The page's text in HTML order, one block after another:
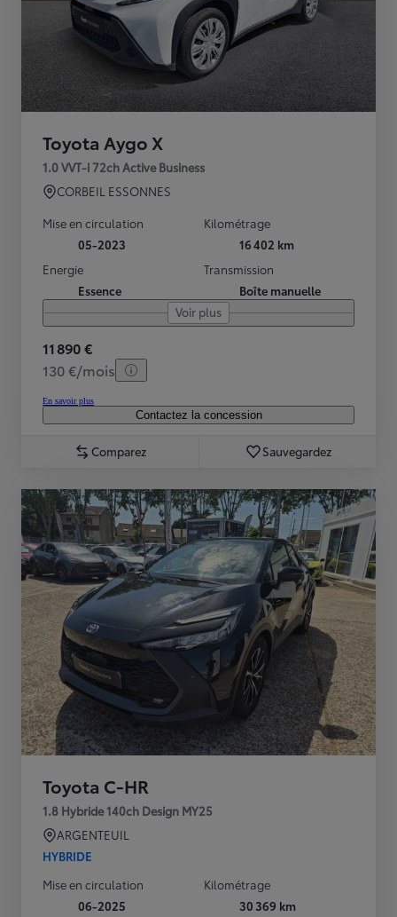
Toyota Aygo X
1.0 VVT-i 72ch Active Business
CORBEIL ESSONNES
Mise en circulation
05-2023
Kilométrage
16 402 km
Energie
Essence
Transmission
Boîte manuelle
Voir plus
11 890 €
130 €/mois
En savoir plus
Contactez la concession
Comparez Sauvegardez
Toyota C-HR
1.8 Hybride 140ch Design MY25
ARGENTEUIL
HYBRIDE
Mise en circulation
06-2025
Kilométrage
30 369 km